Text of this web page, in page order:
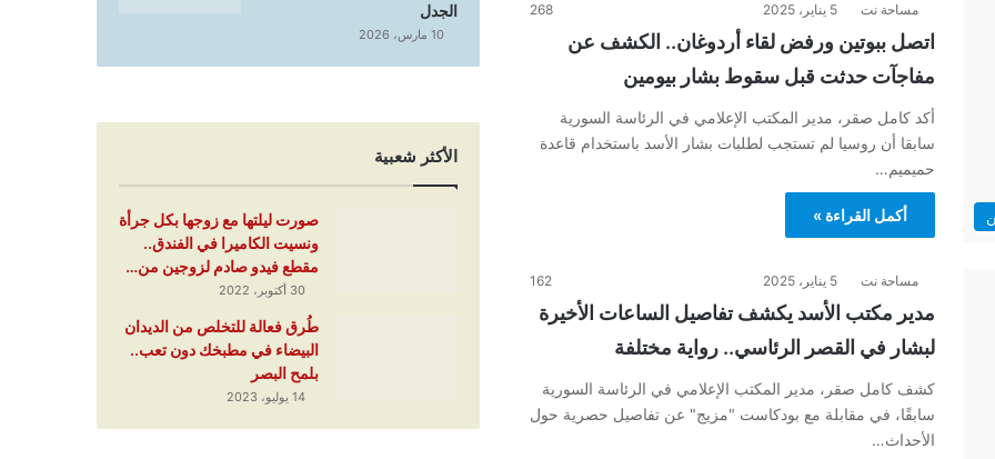
مساحة نت 5 يناير، 2025 268
اتصل ببوتين ورفض لقاء أردوغان.. الكشف عن
مفاجآت حدثت قبل سقوط بشار بيومين
أكد كامل صقر، مدير المكتب الإعلامي في الرئاسة السورية
سابقا أن روسيا لم تستجب لطلبات بشار الأسد باستخدام قاعدة
حميميم…
أكمل القراءة »
مساحة نت 5 يناير، 2025 162
مدير مكتب الأسد يكشف تفاصيل الساعات الأخيرة
لبشار في القصر الرئاسي.. رواية مختلفة
كشف كامل صقر، مدير المكتب الإعلامي في الرئاسة السورية
سابقًا، في مقابلة مع بودكاست "مزيج" عن تفاصيل حصرية حول
الأحداث…
الجدل
10 مارس، 2026
الأكثر شعبية
صورت ليلتها مع زوجها بكل جرأة
ونسيت الكاميرا في الفندق..
مقطع فيدو صادم لزوجين من…
30 أكتوبر، 2022
طُرق فعالة للتخلص من الديدان
البيضاء في مطبخك دون تعب..
بلمح البصر
14 يوليو، 2023